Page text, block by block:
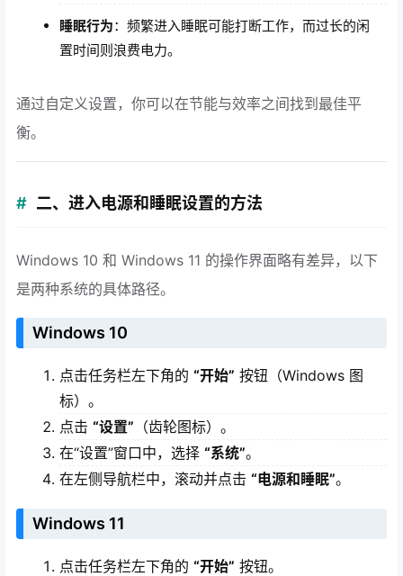
睡眠行为：频繁进入睡眠可能打断工作，而过长的闲
置时间则浪费电力。
通过自定义设置，你可以在节能与效率之间找到最佳平
衡。
二、进入电源和睡眠设置的方法
Windows 10 和 Windows 11 的操作界面略有差异，以下
是两种系统的具体路径。
Windows 10
点击任务栏左下角的 “开始” 按钮（Windows 图
标）。
点击 “设置” （齿轮图标）。
在“设置”窗口中，选择 “系统”。
在左侧导航栏中，滚动并点击 “电源和睡眠”。
Windows 11
点击任务栏左下角的 “开始” 按钮。